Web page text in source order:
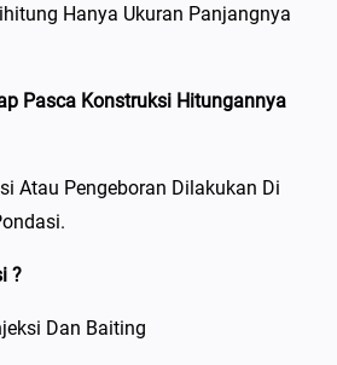
Hanya Ukuran Panjangnya
Pasca Konstruksi Hitungannya
Atau Pengeboran Dilakukan Di
?
Dan Baiting